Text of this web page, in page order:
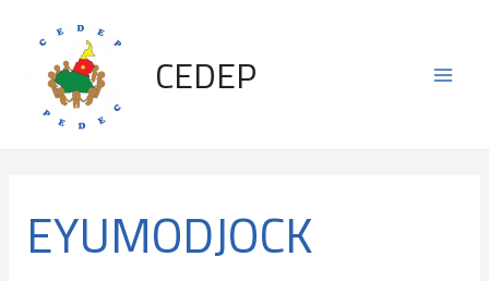
content
CEDEP
EYUMODJOCK
for: